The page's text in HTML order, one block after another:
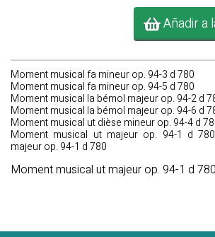
Añadir a
Moment musical fa mineur op. 94-3 d 780
Moment musical fa mineur op. 94-5 d 780
Moment musical la bémol majeur op. 94-2 d
Moment musical la bémol majeur op. 94-6 d
Moment musical ut dièse mineur op. 94-4 d
Moment musical ut majeur op. 94-1 d
majeur op. 94-1 d 780
Moment musical ut majeur op. 94-1 d 780